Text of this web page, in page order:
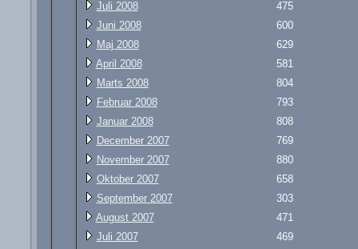
Juli 2008
475
Juni 2008
600
Maj 2008
629
April 2008
581
Marts 2008
804
Februar 2008
793
Januar 2008
808
December 2007
769
November 2007
880
Oktober 2007
658
September 2007
303
August 2007
471
Juli 2007
469